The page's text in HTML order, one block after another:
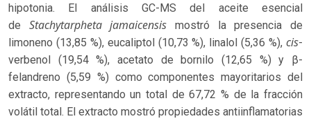
hipotonia. El análisis GC-MS del aceite esencial
de Stachytarpheta jamaicensis mostró la presencia de
limoneno (13,85 %), eucaliptol (10,73 %), linalol (5,36 %), cis-
verbenol (19,54 %), acetato de bornilo (12,65 %) y β-
felandreno (5,59 %) como componentes mayoritarios del
extracto, representando un total de 67,72 % de la fracción
volátil total. El extracto mostró propiedades antiinflamatorias